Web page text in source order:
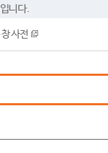
니다.
사전